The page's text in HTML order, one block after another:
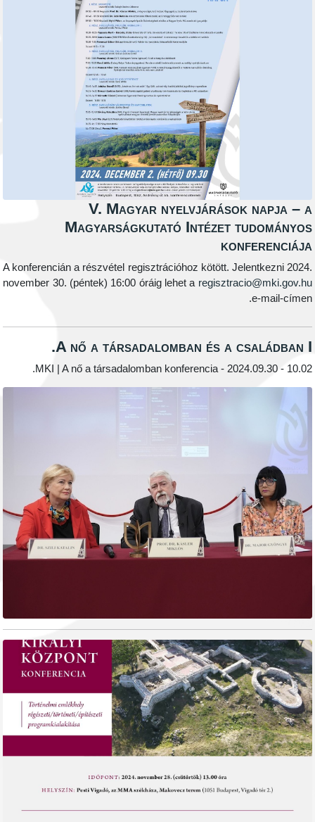
V. Magyar nyelvjárások
Magyarságkutató Intézet
A konferencián a részvétel regisztrációhoz kötött.
november 30. (péntek) 16:00 óráig lehet a
e-
A nő a társadalomban és a
MKI | A nő a társadalomban konferencia -